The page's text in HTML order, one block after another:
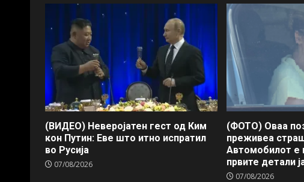
(ВИДЕО) Неверојатен гест од Ким
кон Путин: Еве што итно испратил
во Русија
07/08/2026
(ФОТО) Оваа
преживеа
Автомобилот е
првите детали
07/08/2026